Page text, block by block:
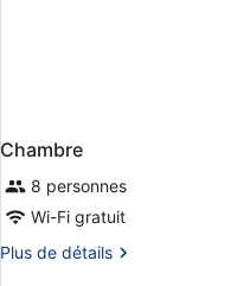
Chambre
8 personnes
Wi-Fi gratuit
Plus de détails
Plus